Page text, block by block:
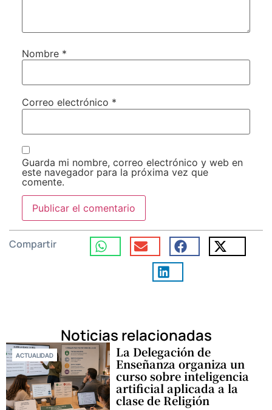
Nombre *
Correo electrónico *
Guarda mi nombre, correo electrónico y web en
este navegador para la próxima vez que
comente.
Compartir
Noticias relacionadas
ACTUALIDAD La Delegación de
Enseñanza organiza un
curso sobre inteligencia
artificial aplicada a la
clase de Religión